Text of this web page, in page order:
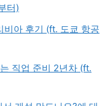
터)
비아 후기 (ft. 도쿄 항공
직업 준비 2년차 (ft.